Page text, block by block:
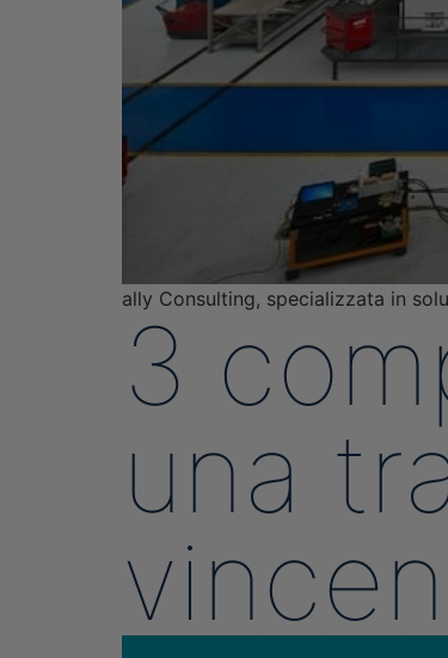
ally Consulting, specializzata in
3
una